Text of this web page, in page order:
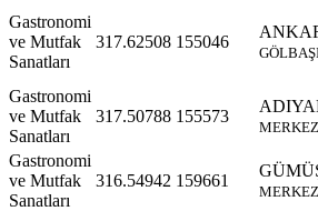
Gastronomi
ve Mutfak
Sanatları
317.62508 155046
Gastronomi
ve Mutfak
Sanatları
317.50788 155573
MERKEZ
Gastronomi
ve Mutfak
Sanatları
316.54942 159661
MERKEZ